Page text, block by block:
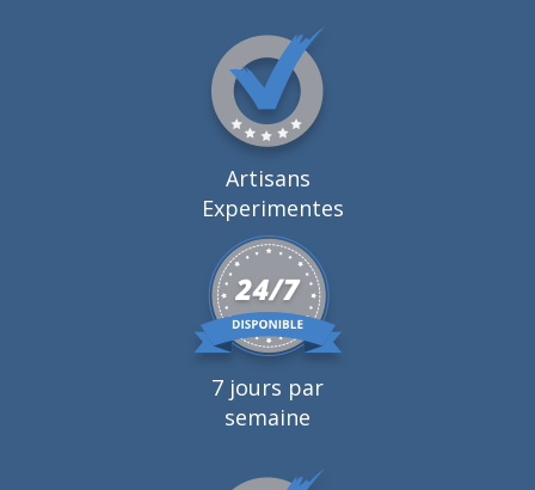
Artisans
Experimentes
7 jours par
semaine